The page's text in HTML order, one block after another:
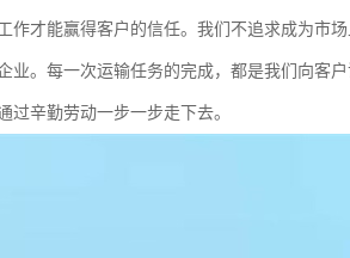
作才能赢得客户的信任。我们不追求成为市
业。每一次运输任务的完成，都是我们向客
过辛勤劳动一步一步走下去。